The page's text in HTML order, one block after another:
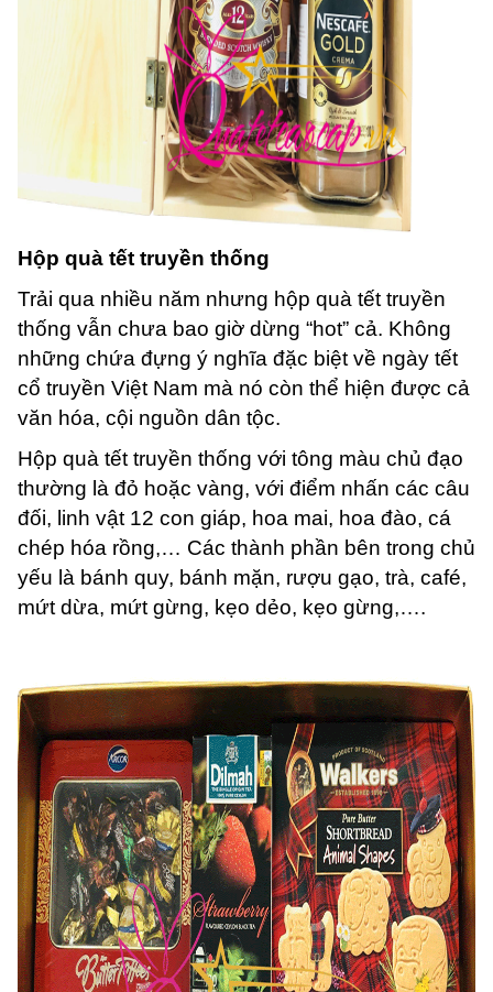
Hộp quà tết truyền thống
Trải qua nhiều năm nhưng hộp quà tết truyền
thống vẫn chưa bao giờ dừng “hot” cả. Không
những chứa đựng ý nghĩa đặc biệt về ngày tết
cổ truyền Việt Nam mà nó còn thể hiện được cả
văn hóa, cội nguồn dân tộc.
Hộp quà tết truyền thống với tông màu chủ đạo
thường là đỏ hoặc vàng, với điểm nhấn các câu
đối, linh vật 12 con giáp, hoa mai, hoa đào, cá
chép hóa rồng,… Các thành phần bên trong chủ
yếu là bánh quy, bánh mặn, rượu gạo, trà, café,
mứt dừa, mứt gừng, kẹo dẻo, kẹo gừng,….